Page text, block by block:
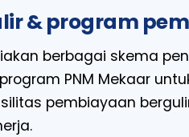
& program
berbagai skema
PNM Mekaar
pembiayaan